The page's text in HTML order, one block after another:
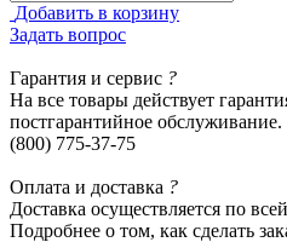
Добавить в корзину
Задать вопрос
Гарантия и сервис ?
На все товары действует
постгарантийное
(800) 775-37-75
Оплата и доставка ?
Доставка осуществляется по
Подробнее о том, как сделать